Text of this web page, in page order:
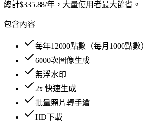
總計$335.88/年，大量使用者最大節省。
包含內容
每年12000點數（每月 1000點數）
6000次圖像生成
無浮水印
2x 快速生成
批量照片轉手繪
HD下載